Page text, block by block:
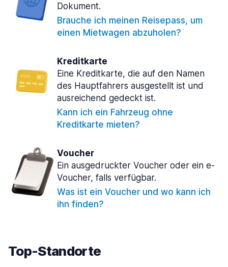
Dokument.
Brauche ich meinen Reisepass, um
einen Mietwagen abzuholen?
Kreditkarte
Eine Kreditkarte, die auf den Namen
des Hauptfahrers ausgestellt ist und
ausreichend gedeckt ist.
Kann ich ein Fahrzeug ohne
Kreditkarte mieten?
Voucher
Ein ausgedruckter Voucher oder ein e-
Voucher, falls verfügbar.
Was ist ein Voucher und wo kann ich
ihn finden?
Top-Standorte